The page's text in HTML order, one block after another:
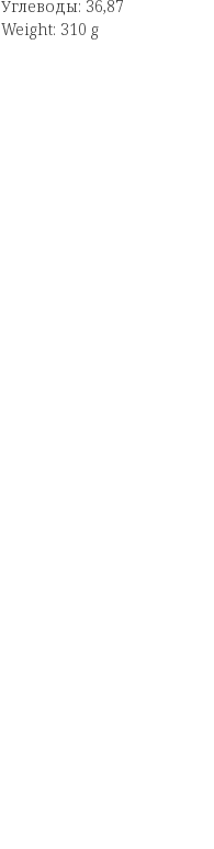
Углеводы: 36,87
Weight: 310 g